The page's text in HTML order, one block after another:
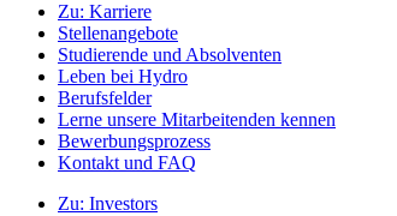
Zu: Karriere
Stellenangebote
Studierende und Absolventen
Leben bei Hydro
Berufsfelder
Lerne unsere Mitarbeitenden kennen
Bewerbungsprozess
Kontakt und FAQ
Zu: Investors